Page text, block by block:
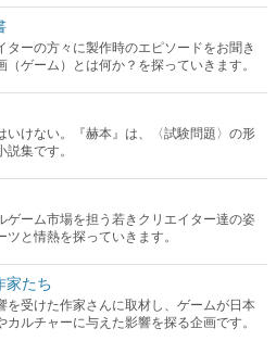
ターの方々に製作時のエピソードをお聞き
（ゲーム）とは何か？を探っていきます。
いけない。『赫本』は、〈試験問題〉の形
集です。
ゲーム市場を担う若きクリエイター達の姿
と情熱を探っていきます。
家たち
を受けた作家さんに取材し、ゲームが日本
ルチャーに与えた影響を探る企画です。